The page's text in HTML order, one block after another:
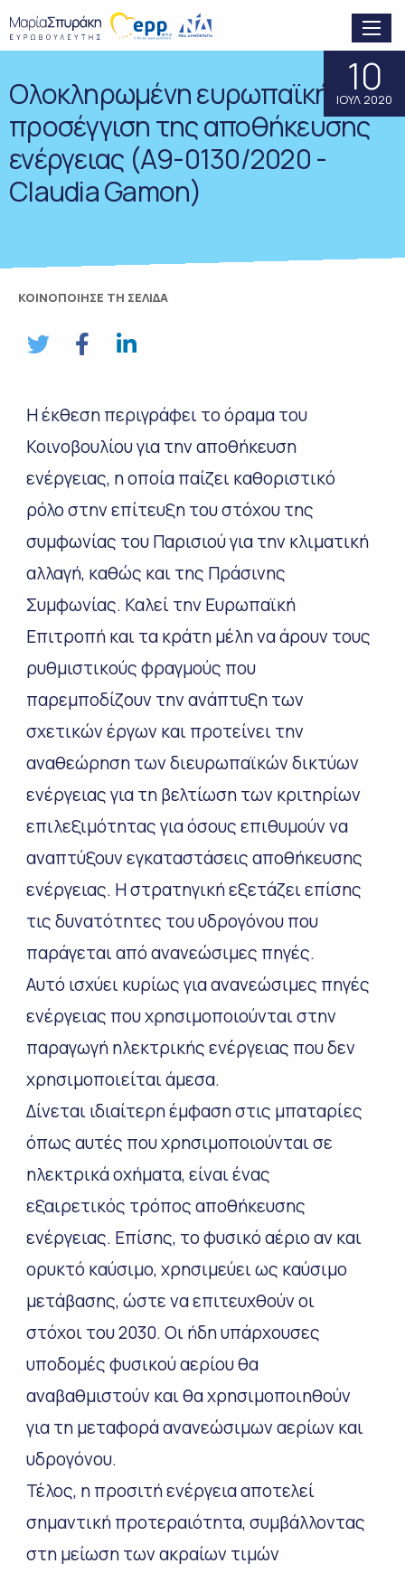
Ολοκληρωμένη ευρωπαϊκή
προσέγγιση της αποθήκευσης
ενέργειας (A9-0130/2020 -
Claudia Gamon)
10
ΙΟΥΛ 2020
Η έκθεση περιγράφει το όραμα του
Κοινοβουλίου για την αποθήκευση
ενέργειας, η οποία παίζει καθοριστικό
ρόλο στην επίτευξη του στόχου της
συμφωνίας του Παρισιού για την κλιματική
αλλαγή, καθώς και της Πράσινης
Συμφωνίας. Καλεί την Ευρωπαϊκή
Επιτροπή και τα κράτη μέλη να άρουν τους
ρυθμιστικούς φραγμούς που
παρεμποδίζουν την ανάπτυξη των
σχετικών έργων και προτείνει την
αναθεώρηση των διευρωπαϊκών δικτύων
ενέργειας για τη βελτίωση των κριτηρίων
επιλεξιμότητας για όσους επιθυμούν να
αναπτύξουν εγκαταστάσεις αποθήκευσης
ενέργειας. Η στρατηγική εξετάζει επίσης
τις δυνατότητες του υδρογόνου που
παράγεται από ανανεώσιμες πηγές.
Αυτό ισχύει κυρίως για ανανεώσιμες πηγές
ενέργειας που χρησιμοποιούνται στην
παραγωγή ηλεκτρικής ενέργειας που δεν
χρησιμοποιείται άμεσα.
Δίνεται ιδιαίτερη έμφαση στις μπαταρίες
όπως αυτές που χρησιμοποιούνται σε
ηλεκτρικά οχήματα, είναι ένας
εξαιρετικός τρόπος αποθήκευσης
ενέργειας. Επίσης, το φυσικό αέριο αν και
ορυκτό καύσιμο, χρησιμεύει ως καύσιμο
μετάβασης, ώστε να επιτευχθούν οι
στόχοι του 2030. Οι ήδη υπάρχουσες
υποδομές φυσικού αερίου θα
αναβαθμιστούν και θα χρησιμοποιηθούν
για τη μεταφορά ανανεώσιμων αερίων και
υδρογόνου.
Τέλος, η προσιτή ενέργεια αποτελεί
σημαντική προτεραιότητα, συμβάλλοντας
στη μείωση των ακραίων τιμών
ΚΟΙΝΟΠΟΙΗΣΕ ΤΗ ΣΕΛΙΔΑ